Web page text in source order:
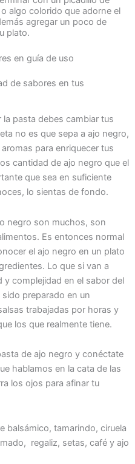
algo colorido que adorne el
agregar un poco de
plato.
de sabores en tus
la pasta debes cambiar tus
no es que sepa a ajo negro,
para enriquecer tus
cantidad de ajo negro que el
que sea en suficiente
lo sientas de fondo.
negro son muchos, son
Es entonces normal
el ajo negro en un plato
Lo que si van a
complejidad en el sabor del
preparado en un
trabajadas por horas y
los que realmente tiene.
de ajo negro y conéctate
hablamos en la cata de las
los ojos para afinar tu
balsámico, tamarindo, ciruela
regaliz, setas, café y ajo